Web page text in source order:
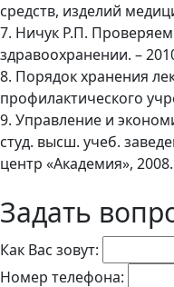
средств, изделий
7. Ничук Р.П.
здравоохранении. –
8. Порядок хранения
профилактического
9. Управление и
студ. высш. учеб.
центр «Академия», 2008.
Задать
Как Вас зовут:
Номер телефона: